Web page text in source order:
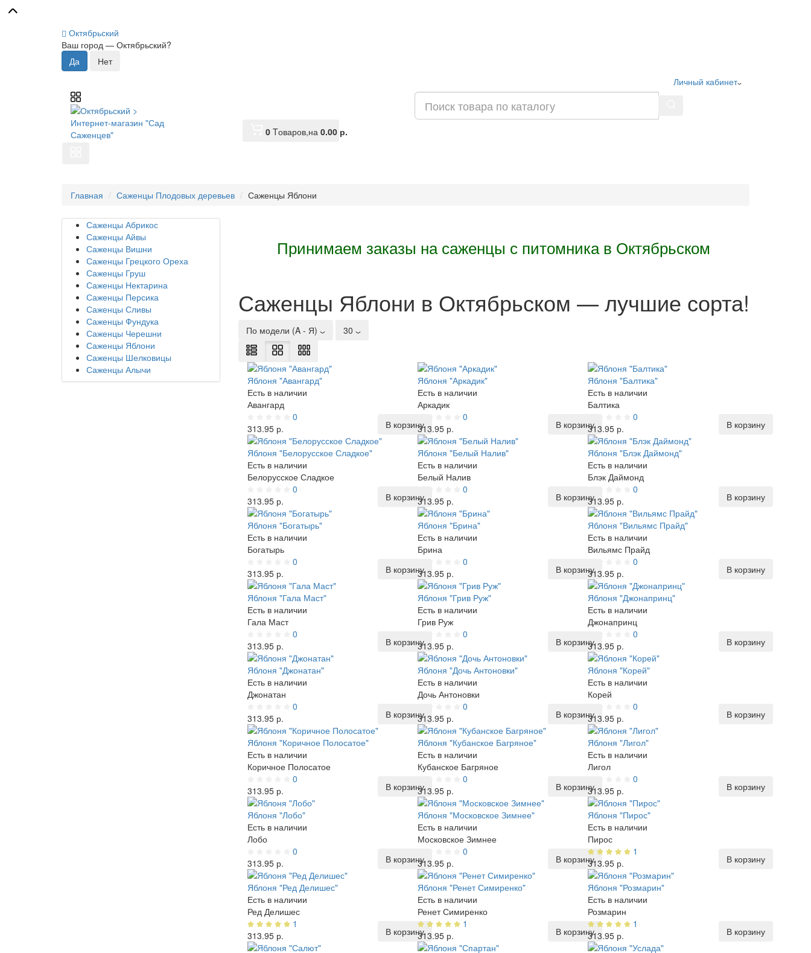
Октябрьский
Ваш город — Октябрьский?
Личный кабинет
0 Tоваров,на 0.00 р.
Главная Саженцы Плодовых деревьев Саженцы Яблони
Саженцы Абрикос
Саженцы Айвы
Саженцы Вишни
Саженцы Грецкого Ореха
Саженцы Груш
Саженцы Нектарина
Саженцы Персика
Саженцы Сливы
Саженцы Фундука
Саженцы Черешни
Саженцы Яблони
Саженцы Шелковицы
Саженцы Алычи
Принимаем заказы на саженцы с питомника в Октябрьском
Саженцы Яблони в Октябрьском — лучшие сорта!
По модели (A - Я) 30
Яблоня "Авангард"
Есть в наличии
Авангард
0
313.95 р.
В корзину
Яблоня "Аркадик"
Есть в наличии
Аркадик
0
313.95 р.
В корзину
Яблоня "Балтика"
Есть в наличии
Балтика
0
313.95 р.
В корзину
Яблоня "Белорусское Сладкое"
Есть в наличии
Белорусское Сладкое
0
313.95 р.
В корзину
Яблоня "Белый Налив"
Есть в наличии
Белый Налив
0
313.95 р.
В корзину
Яблоня "Блэк Даймонд"
Есть в наличии
Блэк Даймонд
0
313.95 р.
В корзину
Яблоня "Богатырь"
Есть в наличии
Богатырь
0
313.95 р.
В корзину
Яблоня "Брина"
Есть в наличии
Брина
0
313.95 р.
В корзину
Яблоня "Вильямс Прайд"
Есть в наличии
Вильямс Прайд
0
313.95 р.
В корзину
Яблоня "Гала Маст"
Есть в наличии
Гала Маст
0
313.95 р.
В корзину
Яблоня "Грив Руж"
Есть в наличии
Грив Руж
0
313.95 р.
В корзину
Яблоня "Джонапринц"
Есть в наличии
Джонапринц
0
313.95 р.
В корзину
Яблоня "Джонатан"
Есть в наличии
Джонатан
0
313.95 р.
В корзину
Яблоня "Дочь Антоновки"
Есть в наличии
Дочь Антоновки
0
313.95 р.
В корзину
Яблоня "Корей"
Есть в наличии
Корей
0
313.95 р.
В корзину
Яблоня "Коричное Полосатое"
Есть в наличии
Коричное Полосатое
0
313.95 р.
В корзину
Яблоня "Кубанское Багряное"
Есть в наличии
Кубанское Багряное
0
313.95 р.
В корзину
Яблоня "Лигол"
Есть в наличии
Лигол
0
313.95 р.
В корзину
Яблоня "Лобо"
Есть в наличии
Лобо
0
313.95 р.
В корзину
Яблоня "Московское Зимнее"
Есть в наличии
Московское Зимнее
0
313.95 р.
В корзину
Яблоня "Пирос"
Есть в наличии
Пирос
1
313.95 р.
В корзину
Яблоня "Ред Делишес"
Есть в наличии
Ред Делишес
1
313.95 р.
В корзину
Яблоня "Ренет Симиренко"
Есть в наличии
Ренет Симиренко
1
313.95 р.
В корзину
Яблоня "Розмарин"
Есть в наличии
Розмарин
1
313.95 р.
В корзину